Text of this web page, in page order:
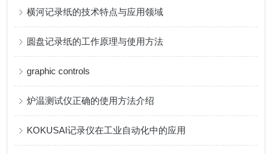
横河记录纸的技术特点与应用领域
圆盘记录纸的工作原理与使用方法
graphic controls
炉温测试仪正确的使用方法介绍
KOKUSAI记录仪在工业自动化中的应用